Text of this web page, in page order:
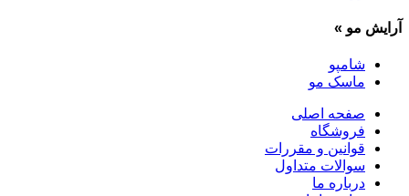
آرایش مو »
شامپو
ماسک مو
صفحه اصلی
فروشگاه
قوانین و مقررات
سوالات متداول
درباره ما